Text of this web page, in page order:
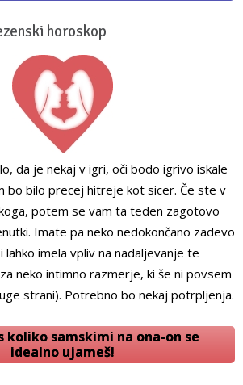
horoskop
da je nekaj v igri, oči bodo igrivo iskale
bo bilo precej hitreje kot sicer. Če ste v
potem se vam ta teden zagotovo
Imate pa neko nedokončano zadevo
lahko imela vpliv na nadaljevanje te
neko intimno razmerje, ki še ni povsem
strani). Potrebno bo nekaj potrpljenja.
koliko samskimi na ona-on se
idealno ujameš!